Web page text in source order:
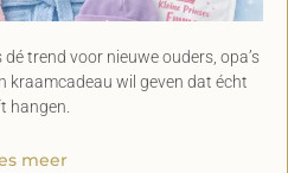
trend voor nieuwe ouders, opa’s
kraamcadeau wil geven dat écht
hangen.
meer